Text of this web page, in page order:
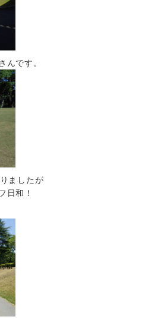
んです。
ましたが
日和！